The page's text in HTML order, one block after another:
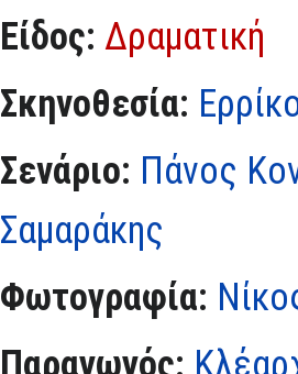
Είδος: Δραματική
Σκηνοθεσία:
Σενάριο: Πάνος
Σαμαράκης
Φωτογραφία:
Παραγωγός: